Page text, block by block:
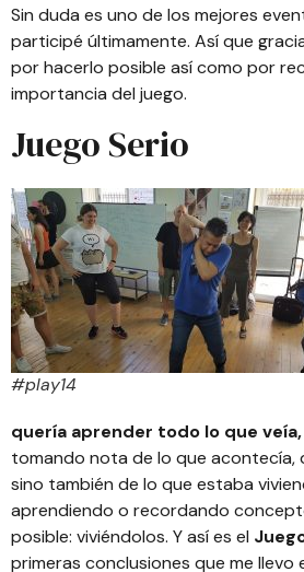
Sin duda es uno de los mejores
participé últimamente. Así que
por hacerlo posible así como por
importancia del juego.
Juego Serio
#play14
quería aprender todo lo que veía,
tomando nota de lo que acontecía,
sino también de lo que estaba
aprendiendo o recordando
posible: viviéndolos. Y así es el
primeras conclusiones que me llevo